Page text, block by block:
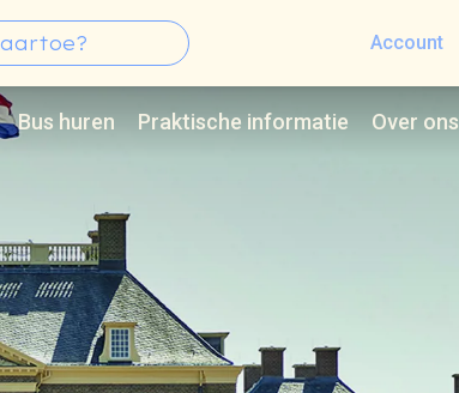
Account
Bus huren Praktische informatie Over ons